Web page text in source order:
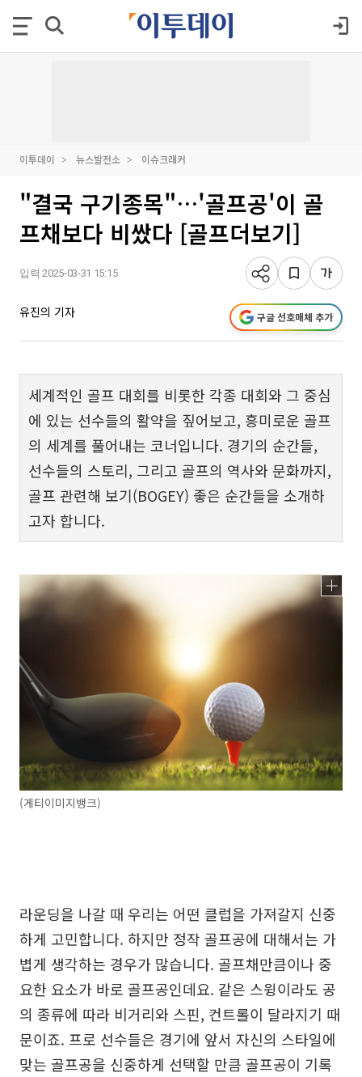
이투데이 뉴스발전소 이슈크래커
"결국 구기종목"…'골프공'이 골
프채보다 비쌌다 [골프더보기]
입력 2025-03-31 15:15
유진의 기자 구글 선호매체 추가
세계적인 골프 대회를 비롯한 각종 대회와 그 중심
에 있는 선수들의 활약을 짚어보고, 흥미로운 골프
의 세계를 풀어내는 코너입니다. 경기의 순간들,
선수들의 스토리, 그리고 골프의 역사와 문화까지,
골프 관련해 보기(BOGEY) 좋은 순간들을 소개하
고자 합니다.
(게티이미지뱅크)
라운딩을 나갈 때 우리는 어떤 클럽을 가져갈지 신중
하게 고민합니다. 하지만 정작 골프공에 대해서는 가
볍게 생각하는 경우가 많습니다. 골프채만큼이나 중
요한 요소가 바로 골프공인데요. 같은 스윙이라도 공
의 종류에 따라 비거리와 스핀, 컨트롤이 달라지기 때
문이죠. 프로 선수들은 경기에 앞서 자신의 스타일에
맞는 골프공을 신중하게 선택할 만큼 골프공이 기록